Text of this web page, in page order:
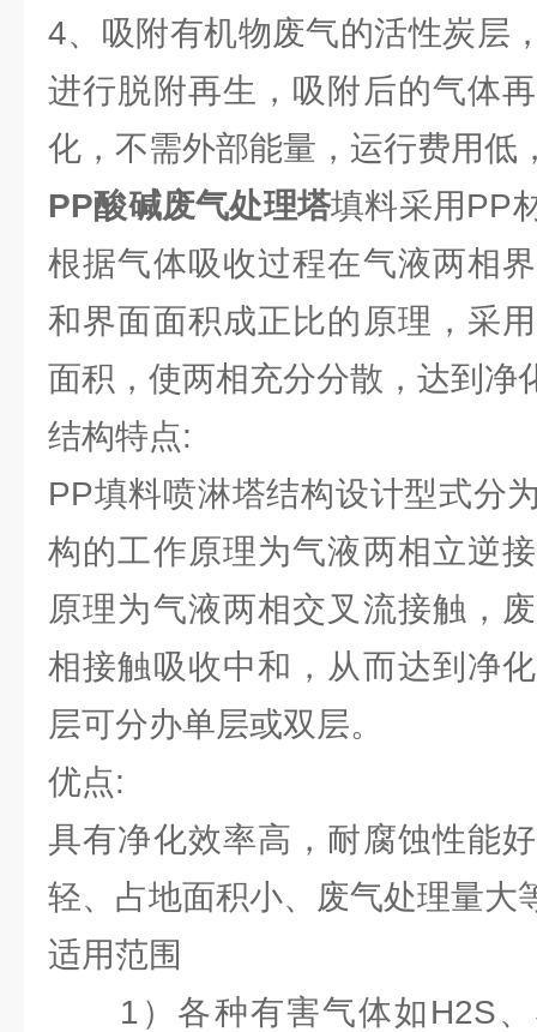
4、吸附有机物废气的活性炭层
进行脱附再生，吸附后的气体
化，不需外部能量，运行费用
PP酸碱废气处理塔填料采用PP
根据气体吸收过程在气液两相
和界面面积成正比的原理，采
面积，使两相充分分散，达到净
结构特点:
PP填料喷淋塔结构设计型式分
构的工作原理为气液两相立逆
原理为气液两相交叉流接触，
相接触吸收中和，从而达到净
层可分办单层或双层。
优点:
具有净化效率高，耐腐蚀性能
轻、占地面积小、废气处理量大
适用范围
1）各种有害气体如H2S、